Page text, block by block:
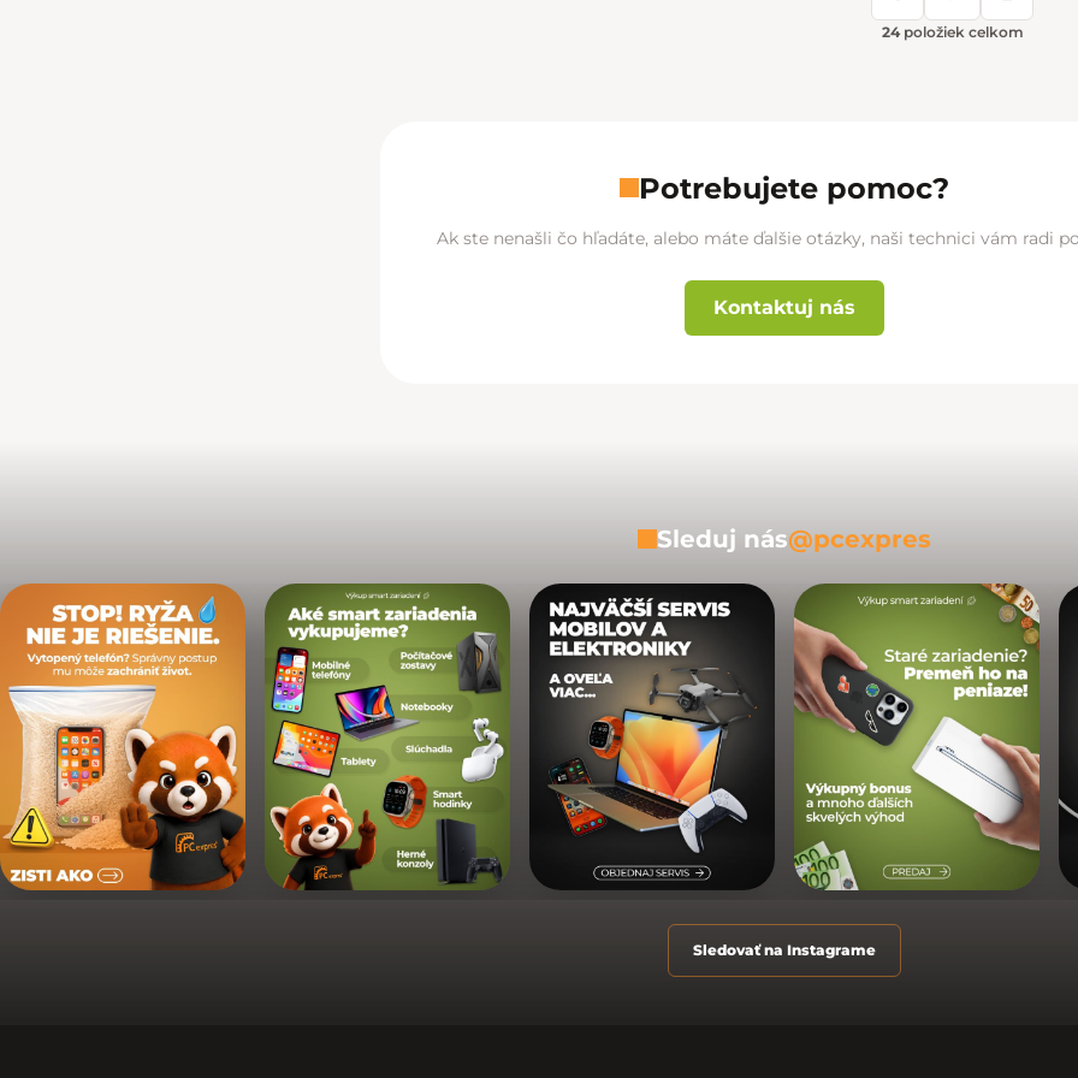
24položiek celkom
Potrebujete pomoc?
Ak ste nenašli čo hľadáte, alebo máte ďalšie otázky, naši technici vám radi
Kontaktuj nás
Sleduj nás@pcexpres
Sledovať na Instagrame